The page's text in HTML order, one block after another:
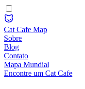
Cat Cafe Map
Sobre
Blog
Contato
Mapa Mundial
Encontre um Cat Cafe